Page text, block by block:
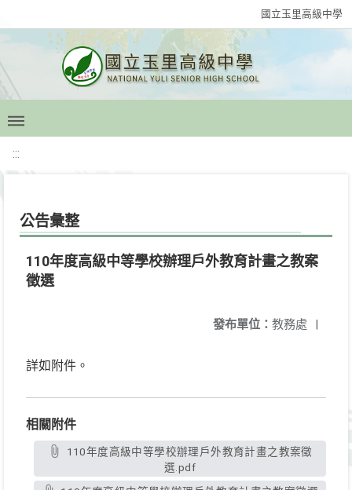
國立玉里高級中學
:::
公告彙整
110年度高級中等學校辦理戶外教育計畫之教案
徵選
發布單位： 教務處 |
詳如附件。
相關附件
選.pdf